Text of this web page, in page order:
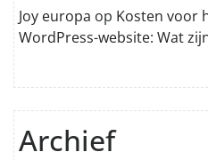
Joy europa op Kosten voor
WordPress-website: Wat
Archief